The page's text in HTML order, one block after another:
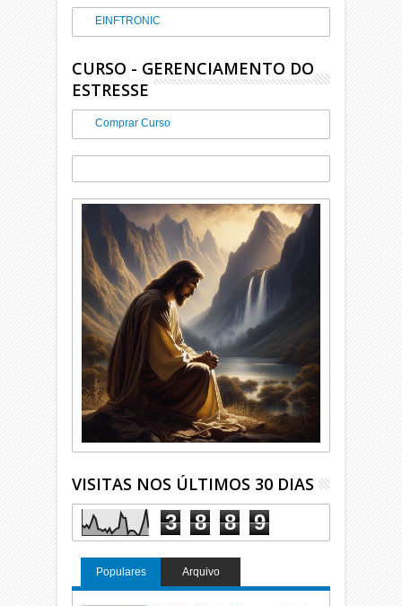
EINFTRONIC
CURSO - GERENCIAMENTO DO
ESTRESSE
Comprar Curso
VISITAS NOS ÚLTIMOS 30 DIAS
3 8 8 9
Populares Arquivo